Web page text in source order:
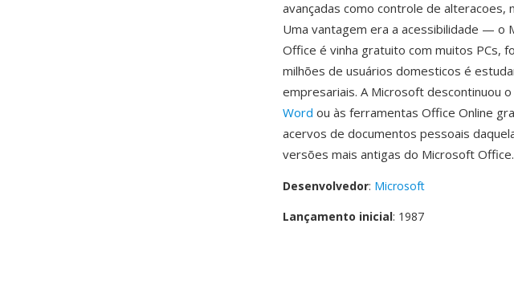
avançadas como controle de alteracoes,
Uma vantagem era a acessibilidade — o
Office é vinha gratuito com muitos PCs,
milhões de usuários domesticos é
empresariais. A Microsoft descontinuou
Word ou às ferramentas Office Online
acervos de documentos pessoais
versões mais antigas do Microsoft Office.
Desenvolvedor: Microsoft
Lançamento inicial: 1987